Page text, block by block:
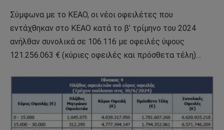
Σύμφωνα με το ΚΕΑΟ, οι νέοι οφειλέτες που
εντάχθηκαν στο ΚΕΑΟ κατά το β’ τρίμηνο του 2024
ανήλθαν συνολικά σε 106.116 με οφειλές ύψους
121.256.063 € (κύριες οφειλές και πρόσθετα τέλη)…